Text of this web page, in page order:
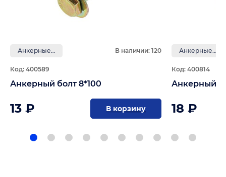
Анкерные болты В наличии: 120
Код: 400589
Анкерный болт 8*100
13 ₽ В корзину
Анкерные болты
Код: 400814
Анкерный
18 ₽